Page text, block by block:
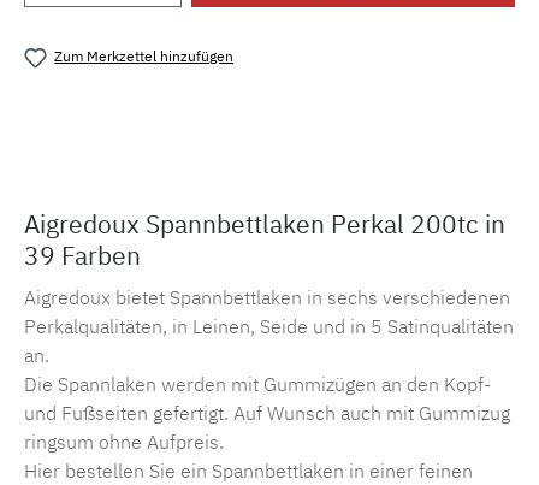
Zum Merkzettel hinzufügen
Aigredoux Spannbettlaken Perkal 200tc in
39 Farben
Aigredoux bietet Spannbettlaken in sechs verschiedenen
Perkalqualitäten, in Leinen, Seide und in 5 Satinqualitäten
an.
Die Spannlaken werden mit Gummizügen an den Kopf-
und Fußseiten gefertigt. Auf Wunsch auch mit Gummizug
ringsum ohne Aufpreis.
Hier bestellen Sie ein Spannbettlaken in einer feinen